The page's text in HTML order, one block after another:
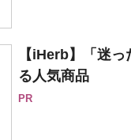
【iHerb】「迷
る人気商品
PR